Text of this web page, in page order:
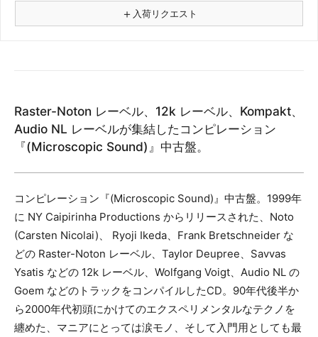
＋ 入荷リクエスト
フォーマット
レコード
その他
メールアドレス（必須）
Raster-Noton レーベル、12k レーベル、Kompakt、
Audio NL レーベルが集結したコンピレーション
『(Microscopic Sound)』中古盤。
コンピレーション『(Microscopic Sound)』中古盤。1999年
に NY Caipirinha Productions からリリースされた、Noto
(Carsten Nicolai)、 Ryoji Ikeda、Frank Bretschneider な
どの Raster-Noton レーベル、Taylor Deupree、Savvas
Ysatis などの 12k レーベル、Wolfgang Voigt、Audio NL の
Goem などのトラックをコンパイルしたCD。90年代後半か
ら2000年代初頭にかけてのエクスペリメンタルなテクノを
纏めた、マニアにとっては涙モノ、そして入門用としても最